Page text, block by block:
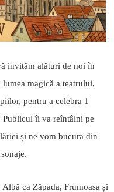
invităm alături de noi în
magică a teatrului,
pentru a celebra 1
îi va reîntâlni pe
și ne vom bucura din
ca Zăpada, Frumoasa și